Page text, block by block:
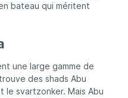
bateau qui méritent
une large gamme de
des shads Abu
le svartzonker. Mais Abu